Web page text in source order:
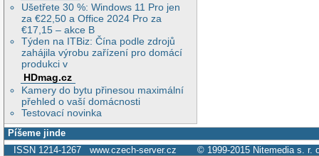
Ušetřete 30 %: Windows 11 Pro jen
za €22,50 a Office 2024 Pro za
€17,15 – akce B
Týden na ITBiz: Čína podle zdrojů
zahájila výrobu zařízení pro domácí
produkci v
HDmag.cz
Kamery do bytu přinesou maximální
přehled o vaší domácnosti
Testovací novinka
Píšeme jinde
ISSN 1214-1267 www.czech-server.cz © 1999-2015 Nitemedia s. r.